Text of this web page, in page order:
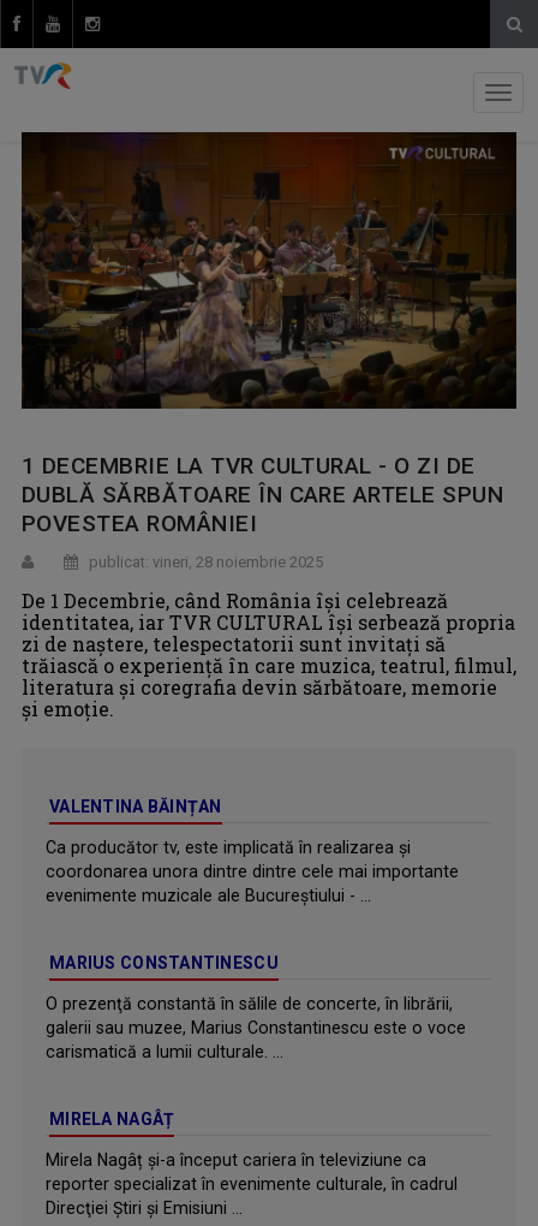
1 DECEMBRIE LA TVR CULTURAL - O ZI DE
DUBLĂ SĂRBĂTOARE ÎN CARE ARTELE SPUN
POVESTEA ROMÂNIEI
publicat: vineri, 28 noiembrie 2025
De 1 Decembrie, când România își celebrează
identitatea, iar TVR CULTURAL își serbează propria
zi de naștere, telespectatorii sunt invitaţi să
trăiască o experiență în care muzica, teatrul, filmul,
literatura și coregrafia devin sărbătoare, memorie
și emoție.
VALENTINA BĂINȚAN
Ca producător tv, este implicată în realizarea și
coordonarea unora dintre dintre cele mai importante
evenimente muzicale ale Bucureștiului - ...
MARIUS CONSTANTINESCU
O prezenţă constantă în sălile de concerte, în librării,
galerii sau muzee, Marius Constantinescu este o voce
carismatică a lumii culturale. ...
MIRELA NAGÂȚ
Mirela Nagâț şi-a început cariera în televiziune ca
reporter specializat în evenimente culturale, în cadrul
Direcţiei Ştiri şi Emisiuni ...